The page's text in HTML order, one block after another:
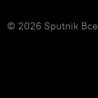
© 2026 Sputnik